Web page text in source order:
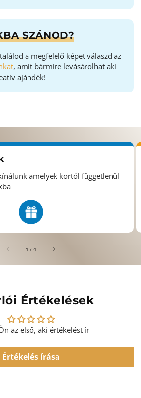
SZÁNOD?
a megfelelő képet válaszd az
, amit bármire levásárolhat aki
ajándék!
amelyek kortól függetlenül
1 / /4
Értékelések
az első, aki értékelést ír
Értékelés írása